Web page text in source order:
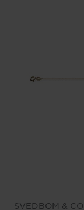
SVEDBOM & CO